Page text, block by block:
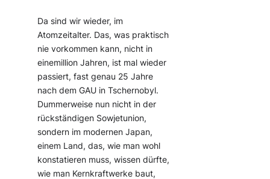
Da sind wir wieder, im
Atomzeitalter. Das, was praktisch
nie vorkommen kann, nicht in
einemillion Jahren, ist mal wieder
passiert, fast genau 25 Jahre
nach dem GAU in Tschernobyl.
Dummerweise nun nicht in der
rückständigen Sowjetunion,
sondern im modernen Japan,
einem Land, das, wie man wohl
konstatieren muss, wissen dürfte,
wie man Kernkraftwerke baut,